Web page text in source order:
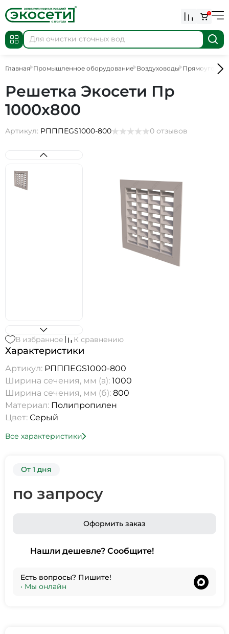
0
Главная Промышленное оборудование Воздуховоды
Решетка Экосети Пр
1000х800
Артикул: РПППEGS1000-800 0 отзывов
В избранное К сравнению
Характеристики
Артикул: РПППEGS1000-800
Ширина сечения, мм (а): 1000
Ширина сечения, мм (б): 800
Материал: Полипропилен
Цвет: Серый
Все характеристики
От 1 дня
по запросу
Оформить заказ
Нашли дешевле? Сообщите!
Есть вопросы? Пишите!
• Мы онлайн